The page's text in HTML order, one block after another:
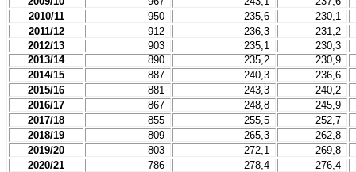
2010/11
950 235,6
230,1
2011/12
912 236,3
231,2
2012/13
903 235,1
230,3
2013/14
890 235,2
230,9
2014/15
887 240,3
236,6
2015/16
881 243,3
240,2
2016/17
867 248,8
245,9
2017/18
855 255,5
252,7
2018/19
809 265,3
262,8
2019/20
803 272,1
269,8
2020/21
786 278,4
276,4